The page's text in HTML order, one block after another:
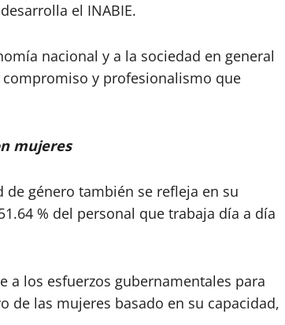
el INABIE.
nacional y a la sociedad en general
compromiso y profesionalismo que
mujeres
género también se refleja en su
% del personal que trabaja día a día
los esfuerzos gubernamentales para
de las mujeres basado en su capacidad,